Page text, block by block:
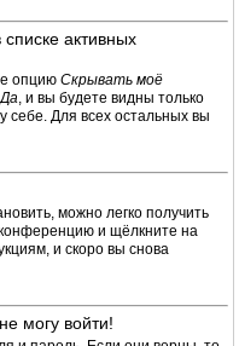
активных
опцию Скрывать моё
Да, и вы будете видны только
Для всех остальных вы
можно легко получить
и щёлкните на
и скоро вы снова
могу войти!